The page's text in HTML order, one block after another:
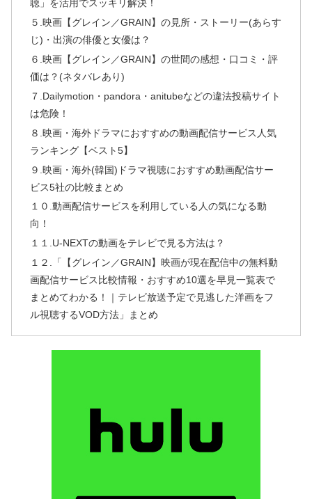
聴」を活用でスッキリ解決！
５.映画【グレイン／GRAIN】の見所・ストーリー(あらす
じ)・出演の俳優と女優は？
６.映画【グレイン／GRAIN】の世間の感想・口コミ・評
価は？(ネタバレあり)
７.Dailymotion・pandora・anitubeなどの違法投稿サイト
は危険！
８.映画・海外ドラマにおすすめの動画配信サービス人気
ランキング【ベスト5】
９.映画・海外(韓国)ドラマ視聴におすすめ動画配信サー
ビス5社の比較まとめ
１０.動画配信サービスを利用している人の気になる動
向！
１１.U-NEXTの動画をテレビで見る方法は？
１２.「【グレイン／GRAIN】映画が現在配信中の無料動
画配信サービス比較情報・おすすめ10選を早見一覧表で
まとめてわかる！｜テレビ放送予定で見逃した洋画をフ
ル視聴するVOD方法」まとめ